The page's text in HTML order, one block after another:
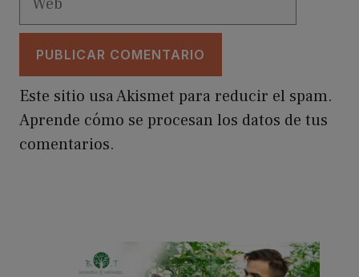
Este sitio usa Akismet para reducir el spam.
Aprende cómo se procesan los datos de tus
comentarios.